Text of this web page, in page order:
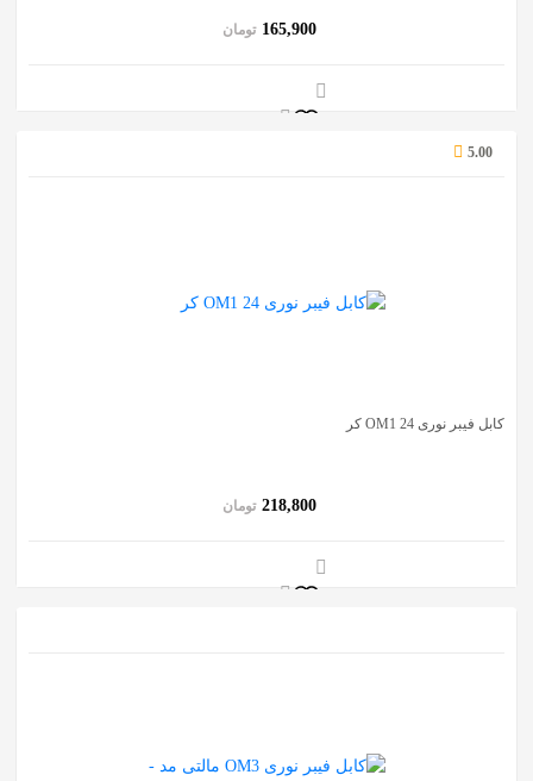
تومان 165,900
5.00
کابل فیبر نوری OM1 24 کر
تومان 218,800